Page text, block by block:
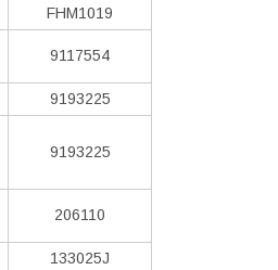
FHM1019
9117554
9193225
9193225
206110
133025J